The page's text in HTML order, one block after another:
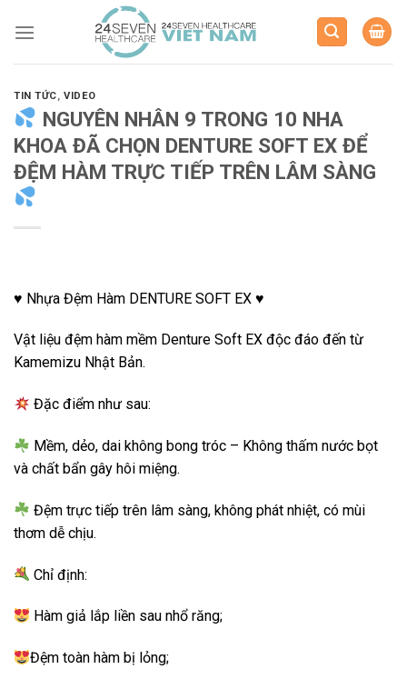
TIN TỨC,VIDEO
NGUYÊN NHÂN 9 TRONG 10 NHA
KHOA ĐÃ CHỌN DENTURE SOFT EX ĐỂ
ĐỆM HÀM TRỰC TIẾP TRÊN LÂM SÀNG
♥️ Nhựa Đệm Hàm DENTURE SOFT EX ♥️
Vật liệu đệm hàm mềm Denture Soft EX độc đáo đến từ
Kamemizu Nhật Bản.
Đặc điểm như sau:
Mềm, dẻo, dai không bong tróc – Không thấm nước bọt
và chất bẩn gây hôi miệng.
Đệm trực tiếp trên lâm sàng, không phát nhiệt, có mùi
thơm dễ chịu.
Chỉ định:
Hàm giả lắp liền sau nhổ răng;
Đệm toàn hàm bị lỏng;